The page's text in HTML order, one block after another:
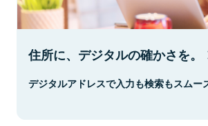
住所に、デジタルの確かさを。
デジタルアドレスで入力も検索もスムー